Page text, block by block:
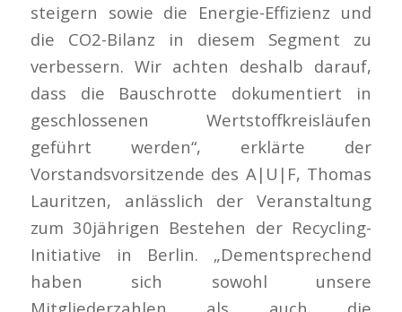
steigern sowie die Energie-Effizienz und
die CO2-Bilanz in diesem Segment zu
verbessern. Wir achten deshalb darauf,
dass die Bauschrotte dokumentiert in
geschlossenen Wertstoffkreisläufen
geführt werden“, erklärte der
Vorstandsvorsitzende des A|U|F, Thomas
Lauritzen, anlässlich der Veranstaltung
zum 30jährigen Bestehen der Recycling-
Initiative in Berlin. „Dementsprechend
haben sich sowohl unsere